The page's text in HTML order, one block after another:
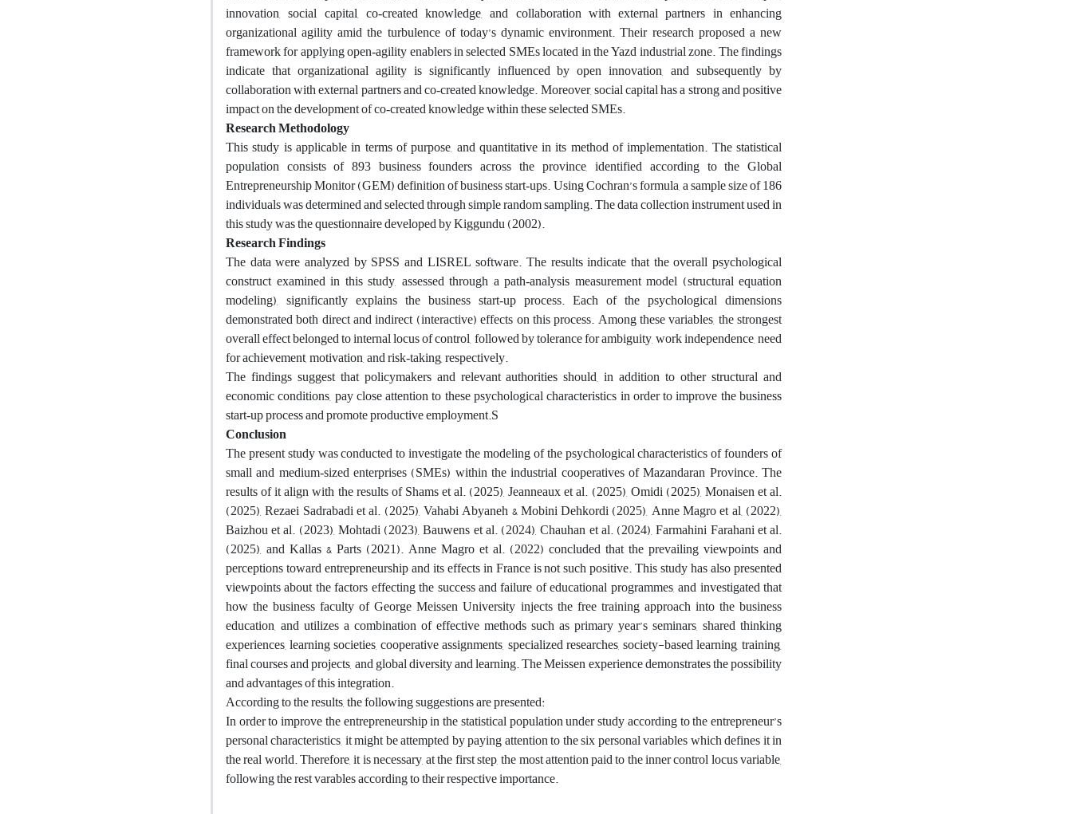
innovation, social capital, co‑created knowledge, and collaboration with external partners in enhancing
organizational agility amid the turbulence of today’s dynamic environment. Their research proposed a new
framework for applying open‑agility enablers in selected SMEs located in the Yazd industrial zone. The findings
indicate that organizational agility is significantly influenced by open innovation, and subsequently by
collaboration with external partners and co‑created knowledge. Moreover, social capital has a strong and positive
impact on the development of co‑created knowledge within these selected SMEs.
Research Methodology
This study is applicable in terms of purpose, and quantitative in its method of implementation. The statistical
population consists of 893 business founders across the province, identified according to the Global
Entrepreneurship Monitor (GEM) definition of business start‑ups. Using Cochran’s formula, a sample size of 186
individuals was determined and selected through simple random sampling. The data collection instrument used in
this study was the questionnaire developed by Kiggundu (2002).
Research Findings
The data were analyzed by SPSS and LISREL software. The results indicate that the overall psychological
construct examined in this study, assessed through a path‑analysis measurement model (structural equation
modeling), significantly explains the business start‑up process. Each of the psychological dimensions
demonstrated both direct and indirect (interactive) effects on this process. Among these variables, the strongest
overall effect belonged to internal locus of control, followed by tolerance for ambiguity, work independence, need
for achievement, motivation, and risk‑taking, respectively.
The findings suggest that policymakers and relevant authorities should, in addition to other structural and
economic conditions, pay close attention to these psychological characteristics in order to improve the business
start‑up process and promote productive employment.S
Conclusion
The present study was conducted to investigatethe modeling of the psychological characteristics of founders of
small and medium‑sized enterprises (SMEs) within the industrial cooperatives of Mazandaran Province. The
results of it align with the results of Shams et al. (2025), Jeanneaux et al. (2025), Omidi (2025), Monaisen et al.
(2025), Rezaei Sadrabadi et al. (2025), Vahabi Abyaneh &Mobini Dehkordi(2025), Anne Magro et al, (2022),
Baizhou et al. (2023), Mohtadi(2023), Bauwens et al.(2024), Chauhan et al.(2024), Farmahini Farahani et al.
(2025), and Kallas & Parts (2021). Anne Magro et al. (2022) concluded that the prevailing viewpoints and
perceptions toward entrepreneurship and its effects in France is not such positive. This study has also presented
viewpoints about the factors effecting the success and failure of educational programmes, and investigated that
how the business faculty of George Meissen University injects the free training approach into the business
education, and utilizes a combination of effective methods such as primary year’s seminars, shared thinking
experiences, learning societies, cooperative assignments, specialized researches, society-based learning, training,
final courses and projects, and global diversity and learning. The Meissen experience demonstrates the possibility
and advantages of this integration.
According to the results, the following suggestions are presented:
In order to improve the entrepreneurship in the statistical population under study according to the entrepreneur’s
personal characteristics, it might be attempted by paying attention to the six personal variables which defines it in
the real world. Therefore, it is necessary, at the first step, the most attention paid to the inner control locus variable,
following the rest varables according to their respective importance.